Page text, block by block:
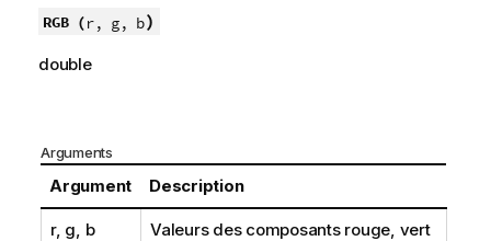
RGB (r, g, b)
double
Arguments
Argument Description
r, g, b
Valeurs des composants rouge, vert